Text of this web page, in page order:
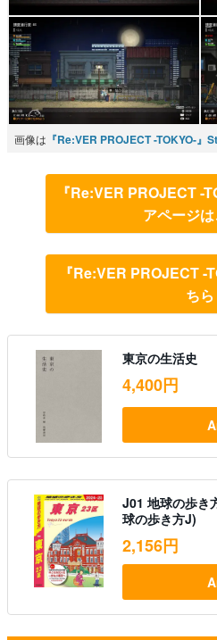
画像は 『Re:VER PROJECT -TOKYO-』
『Re:VER PROJECT -
アページ
『Re:VER PROJECT -
ちら
東京の生活史
4,400円
J01 地球の歩き
球の歩き方J)
2,156円